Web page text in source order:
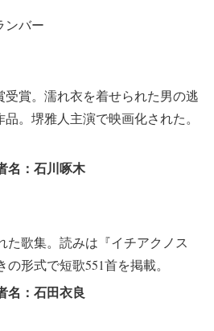
ンバー
受賞。濡れ衣を着せられた男の逃
。堺雅人主演で映画化された。
名：石川啄木
た歌集。読みは『イチアクノス
の形式で短歌551首を掲載。
名：石田衣良